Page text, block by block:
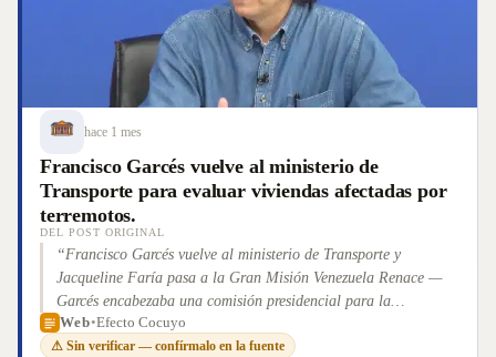
hace 1 mes
Francisco Garcés vuelve al ministerio de
Transporte para evaluar viviendas afectadas por
terremotos.
DEL POST ORIGINAL
“Francisco Garcés vuelve al ministerio de Transporte y
Jacqueline Faría pasa a la Gran Misión Venezuela Renace —
Garcés encabezaba una comisión presidencial para la
Evaluación de Habitabilidad de las viviendas afectadas por los
terremotos del 24 de junio ”
Web•Efecto Cocuyo
⚠ Sin verificar — confírmalo en la fuente